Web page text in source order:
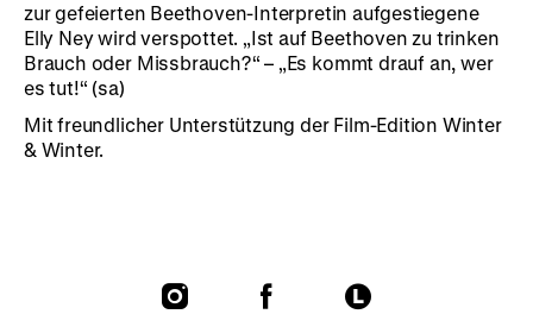
zur gefeierten Beethoven-Interpretin aufgestiegene
Elly Ney wird verspottet. „Ist auf Beethoven zu trinken
Brauch oder Missbrauch?“ – „Es kommt drauf an, wer
es tut!“ (sa)
Mit freundlicher Unterstützung der Film-Edition Winter
& Winter.
To
To
To